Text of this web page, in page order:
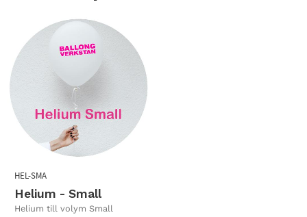
Helium - Small
Helium till volym Small
HEL-SMA